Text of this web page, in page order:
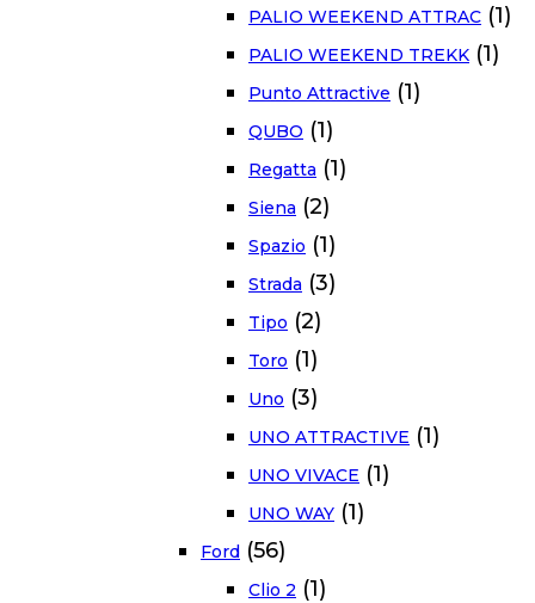
PALIO WEEKEND ATTRAC (1)
PALIO WEEKEND TREKK (1)
Punto Attractive (1)
QUBO (1)
Regatta (1)
Siena (2)
Spazio (1)
Strada (3)
Tipo (2)
Toro (1)
Uno (3)
UNO ATTRACTIVE (1)
UNO VIVACE (1)
UNO WAY (1)
Ford (56)
Clio 2 (1)